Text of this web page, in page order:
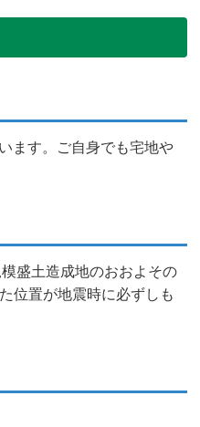
ます。ご自身でも宅地や
盛土造成地のおおよその
位置が地震時に必ずしも